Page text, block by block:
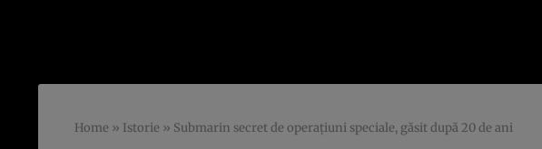
Home » Istorie » Submarin secret de operațiuni speciale, găsit după 20 de ani